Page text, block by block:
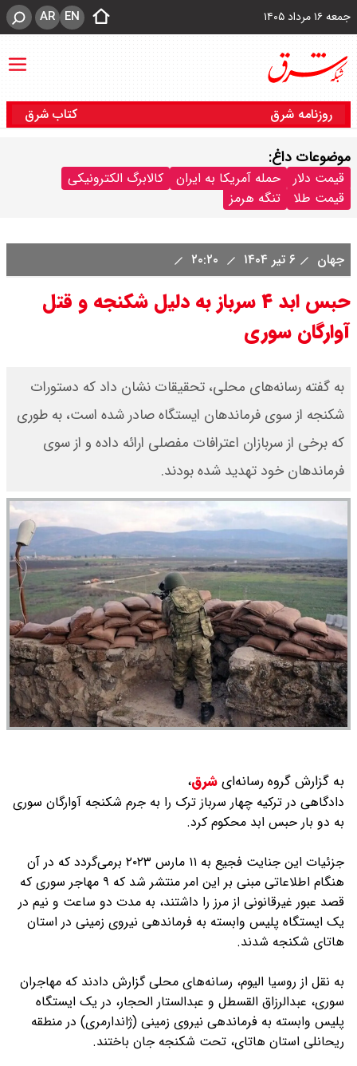
جمعه ۱۶ مرداد ۱۴۰۵ EN
AR
روزنامه شرق کتاب شرق
موضوعات داغ:
قیمت دلار حمله آمریکا به ایران
کالابرگ الکترونیکی
قیمت طلا
تنگه هرمز
جهان ۶ تیر ۱۴۰۴
حبس ابد ۴ سرباز به دلیل شکنجه و قتل
آوارگان سوری
به گفته رسانه‌های محلی، تحقیقات نشان داد که دستورات
شکنجه از سوی فرماندهان ایستگاه صادر شده است، به طوری
که برخی از سربازان اعترافات مفصلی ارائه داده و از سوی
فرماندهان خود تهدید شده‌ بودند.
به گزارش گروه رسانه‌ایشرق،
دادگاهی در ترکیه چهار سرباز ترک را به جرم شکنجه آوارگان سوری
به دو بار حبس ابد محکوم کرد.
جزئیات این جنایت فجیع به ۱۱ مارس ۲۰۲۳ برمی‌گردد که در آن
هنگام اطلاعاتی مبنی بر این امر منتشر شد که ۹ مهاجر سوری که
قصد عبور غیرقانونی از مرز را داشتند، به مدت دو ساعت و نیم در
یک ایستگاه پلیس وابسته به فرماندهی نیروی زمینی در استان
هاتای شکنجه شدند.
به نقل از روسیا الیوم، رسانه‌های محلی گزارش دادند که مهاجران
سوری، عبدالرزاق القسطل و عبدالستار الحجار، در یک ایستگاه
پلیس وابسته به فرماندهی نیروی زمینی (ژاندارمری) در منطقه
ریحانلی استان هاتای، تحت شکنجه جان باختند.